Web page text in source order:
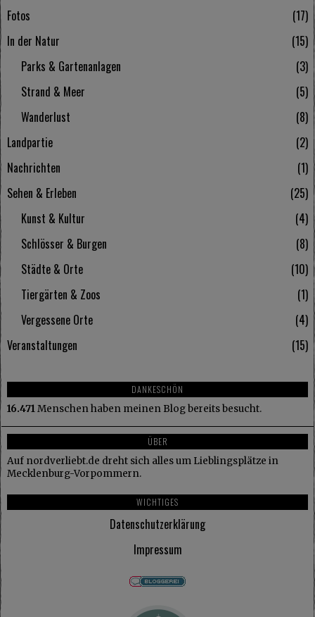
Fotos
17
In der Natur
15
Parks & Gartenanlagen
3
Strand & Meer
5
Wanderlust
8
Landpartie
2
Nachrichten
1
Sehen & Erleben
25
Kunst & Kultur
4
Schlösser & Burgen
8
Städte & Orte
10
Tiergärten & Zoos
1
Vergessene Orte
4
Veranstaltungen
15
DANKESCHÖN
16.471Menschen haben meinen Blog bereits besucht.
ÜBER
Auf nordverliebt.de dreht sich alles um Lieblingsplätze in
Mecklenburg-Vorpommern.
WICHTIGES
Datenschutzerklärung
Impressum